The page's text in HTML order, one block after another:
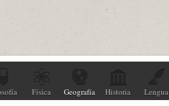
Física Geografía Historia Lengua